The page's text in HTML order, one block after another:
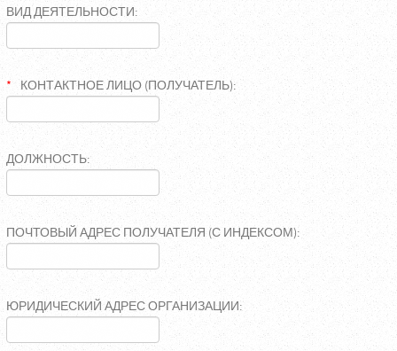
ВИД ДЕЯТЕЛЬНОСТИ:
КОНТАКТНОЕ ЛИЦО (ПОЛУЧАТЕЛЬ):
ДОЛЖНОСТЬ:
ПОЧТОВЫЙ АДРЕС ПОЛУЧАТЕЛЯ (С ИНДЕКСОМ):
ЮРИДИЧЕСКИЙ АДРЕС ОРГАНИЗАЦИИ: